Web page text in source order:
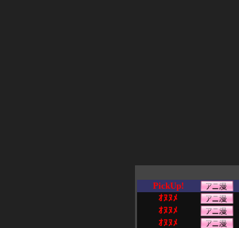
PickUp!
ｵﾇﾇﾒ
ｵﾇﾇﾒ
ｵﾇﾇﾒ